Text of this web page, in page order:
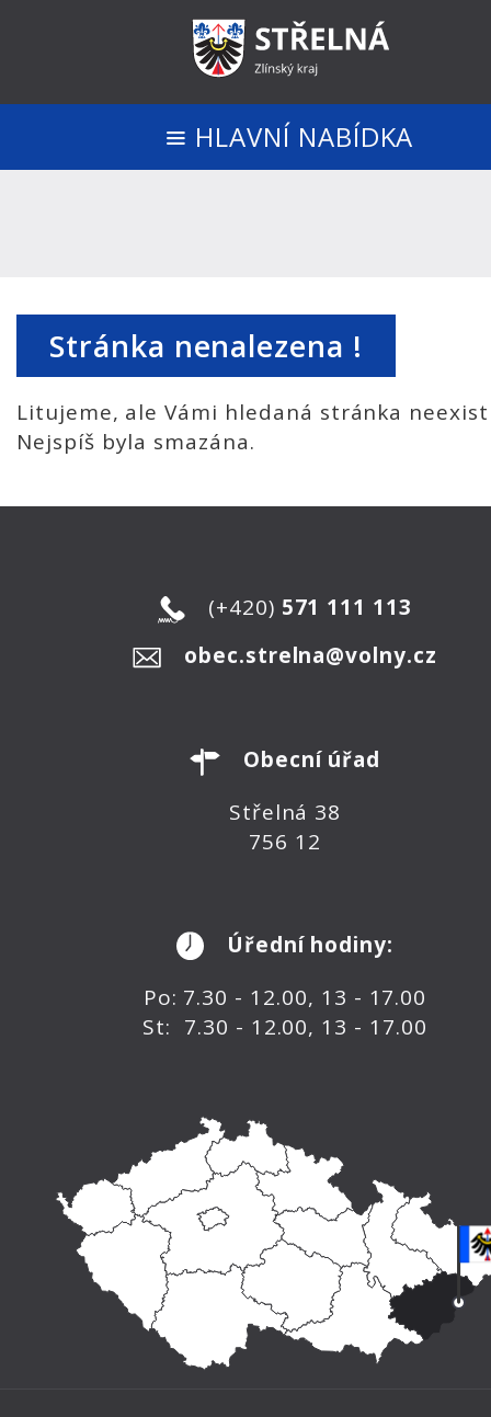
HLAVNÍ NABÍDKA
Stránka nenalezena !
Litujeme, ale Vámi hledaná stránka
Nejspíš byla smazána.
(+420) 571 111 113
obec.strelna@volny.cz
Obecní úřad
Střelná 38
756 12
Úřední hodiny:
Po: 7.30 - 12.00, 13 - 17.00
St: 7.30 - 12.00, 13 - 17.00